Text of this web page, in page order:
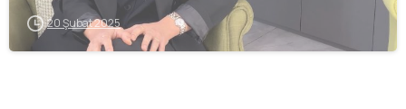
20 Şubat 2025